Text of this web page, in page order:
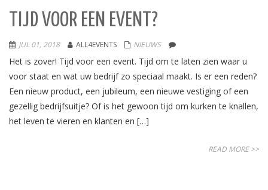
TIJD VOOR EEN EVENT?
JUL 01, 2018 ALL4EVENTS NIEUWS
Het is zover! Tijd voor een event. Tijd om te laten zien waar u
voor staat en wat uw bedrijf zo speciaal maakt. Is er een reden?
Een nieuw product, een jubileum, een nieuwe vestiging of een
gezellig bedrijfsuitje? Of is het gewoon tijd om kurken te knallen,
het leven te vieren en klanten en […]
READ MORE >>